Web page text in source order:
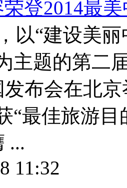
登2014最
以“建设美
主题的第二
布会在北
“最佳旅游
...
11:32